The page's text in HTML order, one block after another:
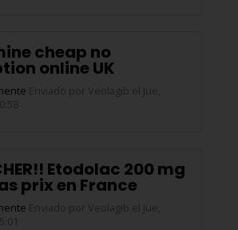
cheap no
online UK
Enviado por Veolagib el Jue,
Etodolac 200 mg
prix en France
Enviado por Veolagib el Jue,